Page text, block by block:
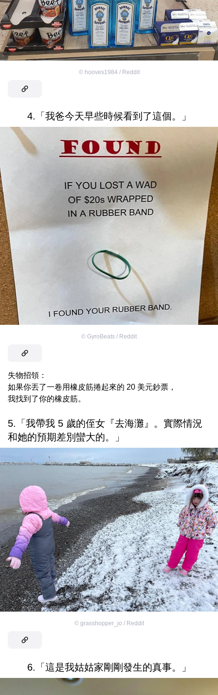
© hooves1984 / Reddit
4.「我爸今天早些時候看到了這個。」
© GyroBeats / Reddit
失物招領：
如果你丟了一卷用橡皮筋捲起來的 20 美元鈔票，
我找到了你的橡皮筋。
5.「我帶我 5 歲的侄女『去海灘』。實際情況
和她的預期差別蠻大的。」
© grasshopper_jo / Reddit
6.「這是我姑姑家剛剛發生的真事。」